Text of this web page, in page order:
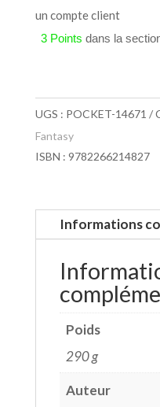
un compte client
3 Points dans la
UGS : POCKET-14671
Fantasy
ISBN : 9782266214827
Informations
Poids
290 g
Auteur